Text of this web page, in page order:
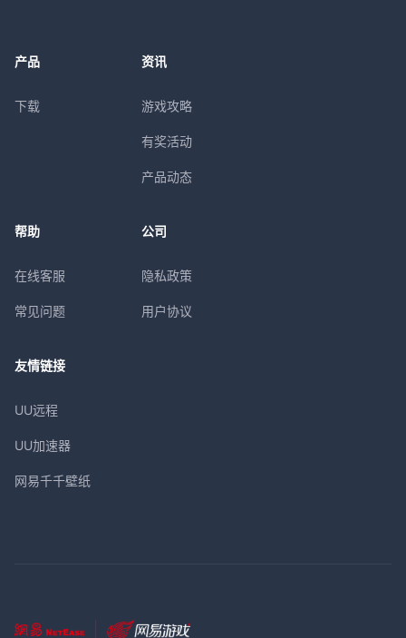
产品
下载
资讯
游戏攻略
有奖活动
产品动态
帮助
在线客服
常见问题
公司
隐私政策
用户协议
友情链接
UU远程
UU加速器
网易千千壁纸